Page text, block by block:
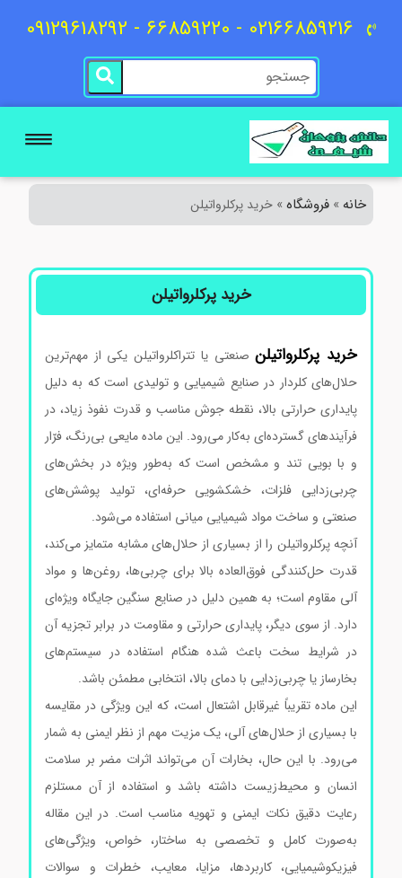
02166859216 - 66859220 - 09129618292
خانه»فروشگاه»خرید پرکلرواتیلن
خرید پرکلرواتیلن
خرید پرکلرواتیلنصنعتی یا تتراکلرواتیلن یکی از مهم‌ترین
حلال‌های کلردار در صنایع شیمیایی و تولیدی است که به دلیل
پایداری حرارتی بالا، نقطه جوش مناسب و قدرت نفوذ زیاد، در
فرآیندهای گسترده‌ای به‌کار می‌رود. این ماده مایعی بی‌رنگ، فرّار
و با بویی تند و مشخص است که به‌طور ویژه در بخش‌های
چربی‌زدایی فلزات، خشکشویی حرفه‌ای، تولید پوشش‌های
صنعتی و ساخت مواد شیمیایی میانی استفاده می‌شود.
آنچه پرکلرواتیلن را از بسیاری از حلال‌های مشابه متمایز می‌کند،
قدرت حل‌کنندگی فوق‌العاده بالا برای چربی‌ها، روغن‌ها و مواد
آلی مقاوم است؛ به همین دلیل در صنایع سنگین جایگاه ویژه‌ای
دارد. از سوی دیگر، پایداری حرارتی و مقاومت در برابر تجزیه آن
در شرایط سخت باعث شده هنگام استفاده در سیستم‌های
بخارساز یا چربی‌زدایی با دمای بالا، انتخابی مطمئن باشد.
این ماده تقریباً غیرقابل اشتعال است، که این ویژگی در مقایسه
با بسیاری از حلال‌های آلی، یک مزیت مهم از نظر ایمنی به شمار
می‌رود. با این حال، بخارات آن می‌تواند اثرات مضر بر سلامت
انسان و محیط‌زیست داشته باشد و استفاده از آن مستلزم
رعایت دقیق نکات ایمنی و تهویه مناسب است. در این مقاله
به‌صورت کامل و تخصصی به ساختار، خواص، ویژگی‌های
فیزیکوشیمیایی، کاربردها، مزایا، معایب، خطرات و سوالات